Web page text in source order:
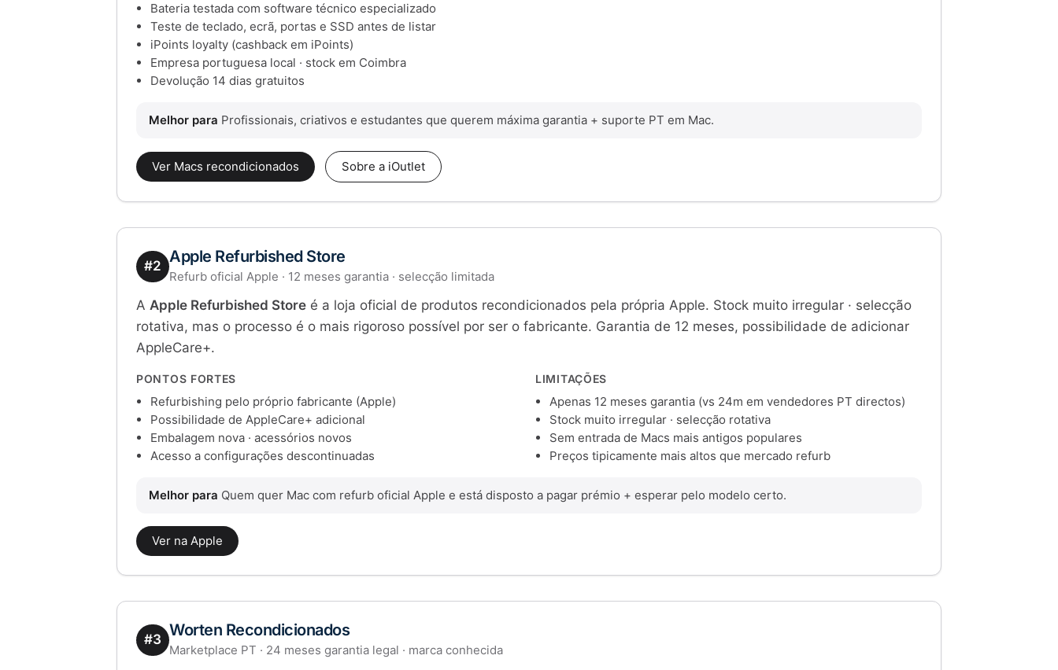
Bateria testada com software técnico especializado
Teste de teclado, ecrã, portas e SSD antes de listar
iPoints loyalty (cashback em iPoints)
Empresa portuguesa local · stock em Coimbra
Devolução 14 dias gratuitos
Melhor para Profissionais, criativos e estudantes que querem máxima garantia + suporte PT em Mac.
Ver Macs recondicionados Sobre a iOutlet
#2 Apple Refurbished Store
Refurb oficial Apple · 12 meses garantia · selecção limitada
A Apple Refurbished Store é a loja oficial de produtos recondicionados pela própria Apple. Stock muito irregular · selecção
rotativa, mas o processo é o mais rigoroso possível por ser o fabricante. Garantia de 12 meses, possibilidade de adicionar
AppleCare+.
PONTOS FORTES
Refurbishing pelo próprio fabricante (Apple)
Possibilidade de AppleCare+ adicional
Embalagem nova · acessórios novos
Acesso a configurações descontinuadas
LIMITAÇÕES
Apenas 12 meses garantia (vs 24m em vendedores PT directos)
Stock muito irregular · selecção rotativa
Sem entrada de Macs mais antigos populares
Preços tipicamente mais altos que mercado refurb
Melhor para Quem quer Mac com refurb oficial Apple e está disposto a pagar prémio + esperar pelo modelo certo.
Ver na Apple
#3 Worten Recondicionados
Marketplace PT · 24 meses garantia legal · marca conhecida